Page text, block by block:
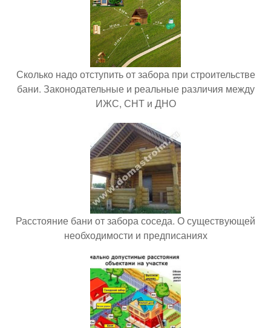
Сколько надо отступить от забора при строительстве
бани. Законодательные и реальные различия между
ИЖС, СНТ и ДНО
Расстояние бани от забора соседа. О существующей
необходимости и предписаниях